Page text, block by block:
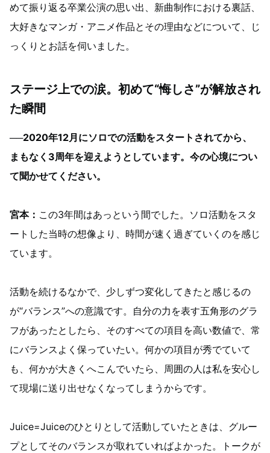
めて振り返る卒業公演の思い出、新曲制作における裏話、
大好きなマンガ・アニメ作品とその理由などについて、じ
っくりとお話を伺いました。
ステージ上での涙。初めて“悔しさ”が解放され
た瞬間
──2020年12月にソロでの活動をスタートされてから、
まもなく3周年を迎えようとしています。今の心境につい
て聞かせてください。
宮本： この3年間はあっという間でした。ソロ活動をスタ
ートした当時の想像より、時間が速く過ぎていくのを感じ
ています。
活動を続けるなかで、少しずつ変化してきたと感じるの
が“バランス”への意識です。自分の力を表す五角形のグラ
フがあったとしたら、そのすべての項目を高い数値で、常
にバランスよく保っていたい。何かの項目が秀でていて
も、何かが大きくへこんでいたら、周囲の人は私を安心し
て現場に送り出せなくなってしまうからです。
Juice=Juiceのひとりとして活動していたときは、グルー
プとしてそのバランスが取れていればよかった。トークが